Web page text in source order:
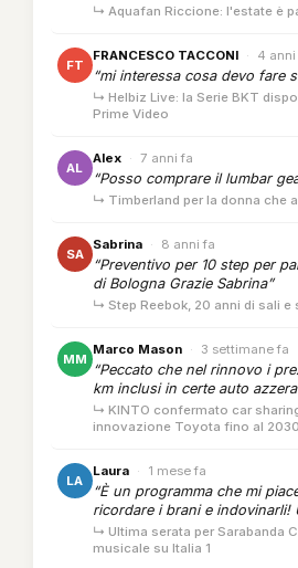
↳ Aquafan Riccione: l'estate è
FT
FRANCESCO TACCONI · 4 anni
“mi interessa cosa devo fare
↳ Helbiz Live: la Serie BKT
Prime Video
AL
Alex · 7 anni fa
“Posso comprare il lumbar
↳ Timberland per la donna che
SA
Sabrina · 8 anni fa
“Preventivo per 10 step per
di Bologna Grazie Sabrina”
↳ Step Reebok, 20 anni di sali e
MM
Marco Mason · 3 settimane fa
“Peccato che nel rinnovo i
km inclusi in certe auto
↳ KINTO confermato car
innovazione Toyota fino al 2030
LA
Laura · 1 mese fa
“È un programma che mi
ricordare i brani e indovinarli!
↳ Ultima serata per Sarabanda
musicale su Italia 1